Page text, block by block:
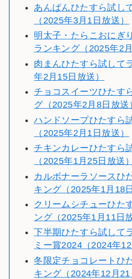
あんぱんひたすら試し
（2025年3月1日放送）
明太子・たらこおにぎ
ランキング（2025年2
肉まんひたすら試して
年2月15日放送）
チョコスイーツひたす
グ（2025年2月8日放送
ハンドソープひたすら
（2025年2月1日放送）
チキンカレーひたすら
（2025年1月25日放送）
カルボナーラソースひ
キング（2025年1月18
クリームシチューひた
ング（2025年1月11日
下半期ひたすら試して
ミー賞2024（2024年12
冬限定チョコレートひ
キング（2024年12月21